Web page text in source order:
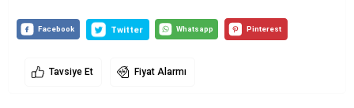
Tavsiye Et Fiyat Alarmı